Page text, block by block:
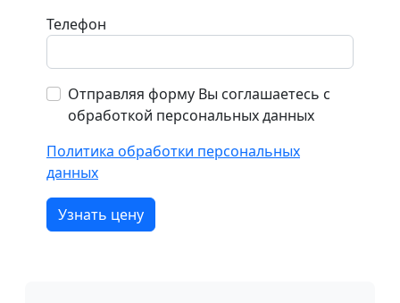
Телефон
Отправляя форму Вы соглашаетесь с
обработкой персональных данных
Политика обработки персональных
данных
Узнать цену